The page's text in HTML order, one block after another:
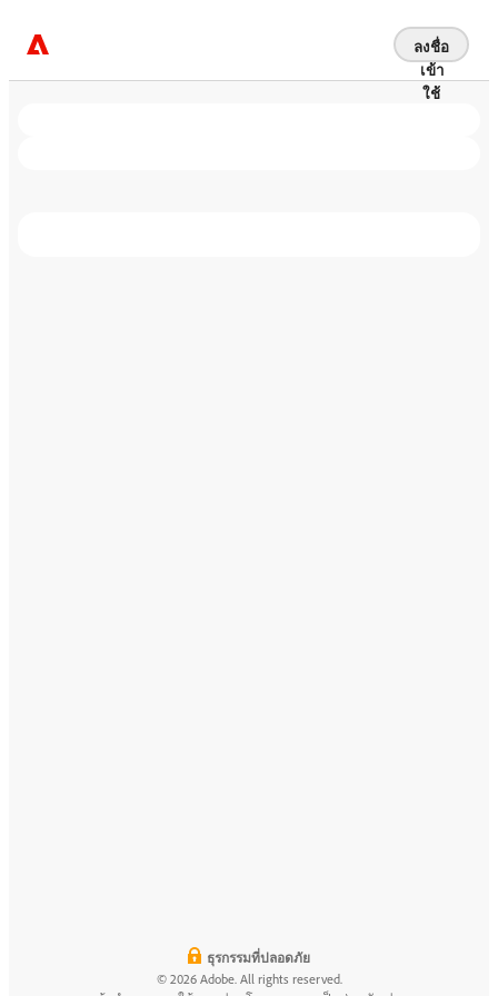
ลงชื่อ
เข้า
ใช้
ธุรกรรมที่ปลอดภัย
© 2026 Adobe. All rights reserved.